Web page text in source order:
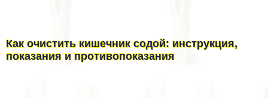
Как очистить кишечник содой: инструкция,
показания и противопоказания